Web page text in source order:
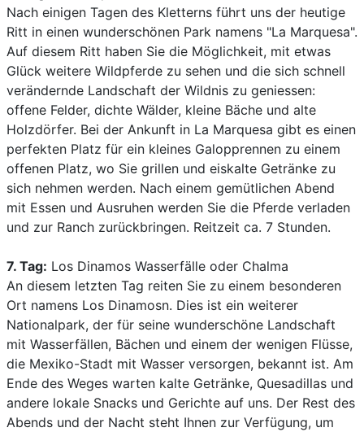
Nach einigen Tagen des Kletterns führt uns der heutige
Ritt in einen wunderschönen Park namens "La Marquesa".
Auf diesem Ritt haben Sie die Möglichkeit, mit etwas
Glück weitere Wildpferde zu sehen und die sich schnell
verändernde Landschaft der Wildnis zu geniessen:
offene Felder, dichte Wälder, kleine Bäche und alte
Holzdörfer. Bei der Ankunft in La Marquesa gibt es einen
perfekten Platz für ein kleines Galopprennen zu einem
offenen Platz, wo Sie grillen und eiskalte Getränke zu
sich nehmen werden. Nach einem gemütlichen Abend
mit Essen und Ausruhen werden Sie die Pferde verladen
und zur Ranch zurückbringen. Reitzeit ca. 7 Stunden.
7. Tag: Los Dinamos Wasserfälle oder Chalma
An diesem letzten Tag reiten Sie zu einem besonderen
Ort namens Los Dinamosn. Dies ist ein weiterer
Nationalpark, der für seine wunderschöne Landschaft
mit Wasserfällen, Bächen und einem der wenigen Flüsse,
die Mexiko-Stadt mit Wasser versorgen, bekannt ist. Am
Ende des Weges warten kalte Getränke, Quesadillas und
andere lokale Snacks und Gerichte auf uns. Der Rest des
Abends und der Nacht steht Ihnen zur Verfügung, um